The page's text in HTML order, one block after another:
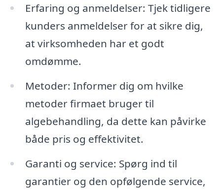
Erfaring og anmeldelser: Tjek tidligere
kunders anmeldelser for at sikre dig,
at virksomheden har et godt
omdømme.
Metoder: Informer dig om hvilke
metoder firmaet bruger til
algebehandling, da dette kan påvirke
både pris og effektivitet.
Garanti og service: Spørg ind til
garantier og den opfølgende service,